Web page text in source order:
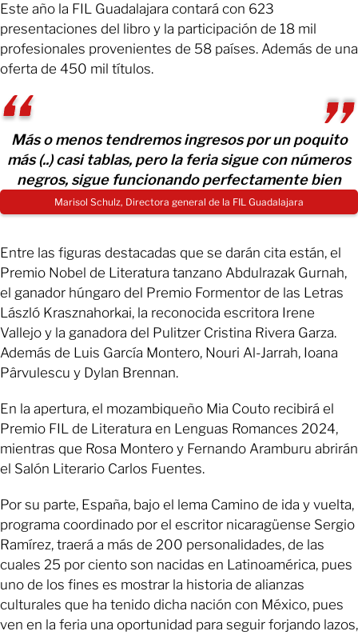
Este año la FIL Guadalajara contará con 623
presentaciones del libro y la participación de 18 mil
profesionales provenientes de 58 países. Además de una
oferta de 450 mil títulos.
Más o menos tendremos ingresos por un poquito
más (..) casi tablas, pero la feria sigue con números
negros, sigue funcionando perfectamente bien
Marisol Schulz, Directora general de la FIL Guadalajara
Entre las figuras destacadas que se darán cita están, el
Premio Nobel de Literatura tanzano Abdulrazak Gurnah,
el ganador húngaro del Premio Formentor de las Letras
László Krasznahorkai, la reconocida escritora Irene
Vallejo y la ganadora del Pulitzer Cristina Rivera Garza.
Además de Luis García Montero, Nouri Al-Jarrah, Ioana
Pârvulescu y Dylan Brennan.
En la apertura, el mozambiqueño Mia Couto recibirá el
Premio FIL de Literatura en Lenguas Romances 2024,
mientras que Rosa Montero y Fernando Aramburu abrirán
el Salón Literario Carlos Fuentes.
Por su parte, España, bajo el lema Camino de ida y vuelta,
programa coordinado por el escritor nicaragüense Sergio
Ramírez, traerá a más de 200 personalidades, de las
cuales 25 por ciento son nacidas en Latinoamérica, pues
uno de los fines es mostrar la historia de alianzas
culturales que ha tenido dicha nación con México, pues
ven en la feria una oportunidad para seguir forjando lazos,